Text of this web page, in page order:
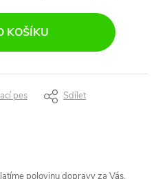
KOŠÍKU
pes Sdílet
polovinu dopravy za Vás.